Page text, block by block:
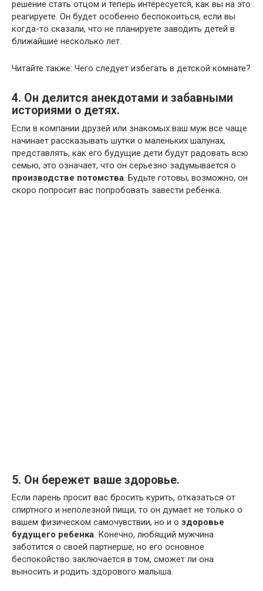
решение стать отцом и теперь интересуется, как вы на это
реагируете. Он будет особенно беспокоиться, если вы
когда-то сказали, что не планируете заводить детей в
ближайшие несколько лет.
Читайте также: Чего следует избегать в детской комнате?
4. Он делится анекдотами и забавными
историями о детях.
Если в компании друзей или знакомых ваш муж все чаще
начинает рассказывать шутки о маленьких шалунах,
представлять, как его будущие дети будут радовать всю
семью, это означает, что он серьезно задумывается о
производстве потомства. Будьте готовы, возможно, он
скоро попросит вас попробовать завести ребенка.
5. Он бережет ваше здоровье.
Если парень просит вас бросить курить, отказаться от
спиртного и неполезной пищи, то он думает не только о
вашем физическом самочувствии, но и о здоровье
будущего ребенка. Конечно, любящий мужчина
заботится о своей партнерше, но его основное
беспокойство заключается в том, сможет ли она
выносить и родить здорового малыша.